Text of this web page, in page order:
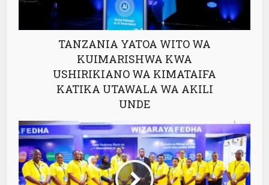
TANZANIA YATOA WITO WA
KUIMARISHWA KWA
USHIRIKIANO WA KIMATAIFA
KATIKA UTAWALA WA AKILI
UNDE